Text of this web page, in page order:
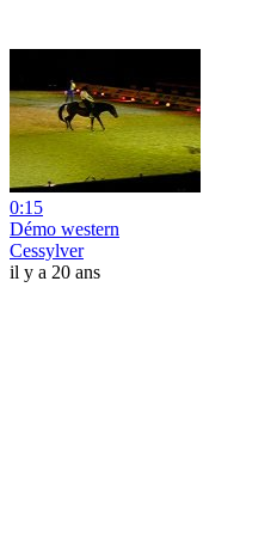
0:15
Démo western
Cessylver
il y a 20 ans